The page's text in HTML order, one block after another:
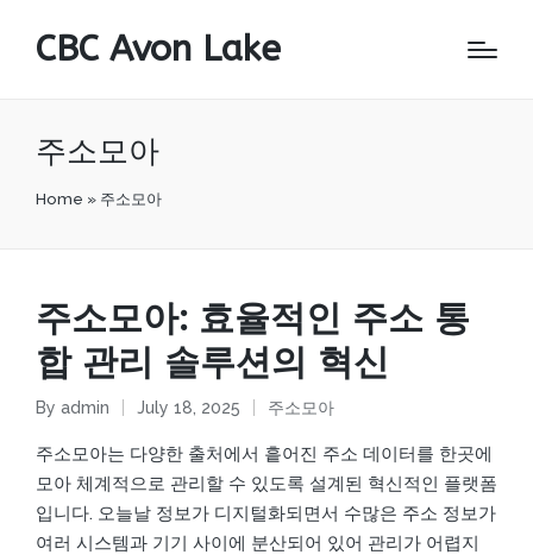
CBC Avon Lake
주소모아
Home » 주소모아
주소모아: 효율적인 주소 통
합 관리 솔루션의 혁신
Posted
by
By admin July 18, 2025
Posted
in
주소모아
주소모아는 다양한 출처에서 흩어진 주소 데이터를 한곳에
모아 체계적으로 관리할 수 있도록 설계된 혁신적인 플랫폼
입니다. 오늘날 정보가 디지털화되면서 수많은 주소 정보가
여러 시스템과 기기 사이에 분산되어 있어 관리가 어렵지